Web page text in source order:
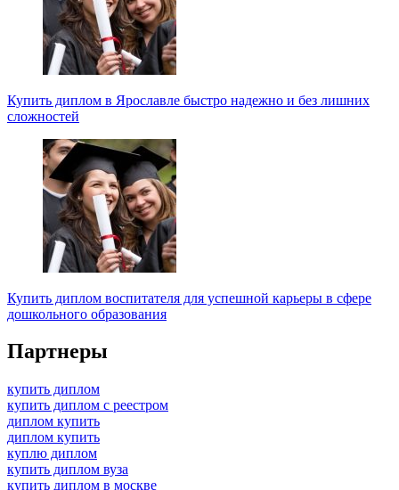
Купить диплом в Ярославле быстро надежно и без лишних
сложностей
Купить диплом воспитателя для успешной карьеры в сфере
дошкольного образования
Партнеры
купить диплом
купить диплом с реестром
диплом купить
диплом купить
куплю диплом
купить диплом вуза
купить диплом в москве